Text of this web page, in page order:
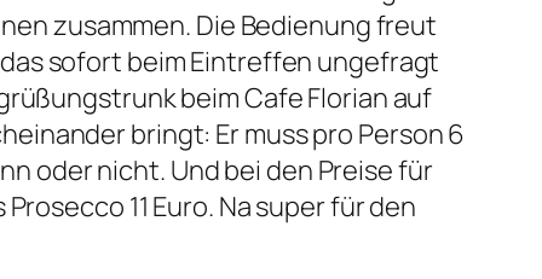
zusammen. Die Bedienung freut
sofort beim Eintreffen ungefragt
beim Cafe Florian auf
bringt: Er muss pro Person 6
oder nicht. Und bei den Preise für
11 Euro. Na super für den